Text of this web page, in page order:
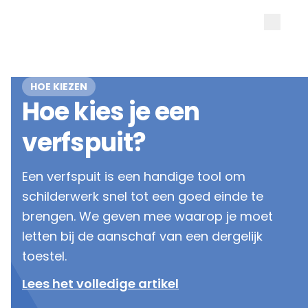
HOE KIEZEN
Hoe kies je een
verfspuit?
Een verfspuit is een handige tool om
schilderwerk snel tot een goed einde te
brengen. We geven mee waarop je moet
letten bij de aanschaf van een dergelijk
toestel.
Lees het volledige artikel